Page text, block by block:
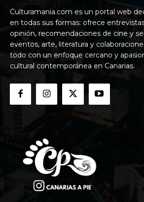
Culturamania.com es un portal web
en todas sus formas: ofrece
opinión, recomendaciones de cine y
eventos, arte, literatura y
todo con un enfoque cercano y
cultural contemporánea en Canarias.